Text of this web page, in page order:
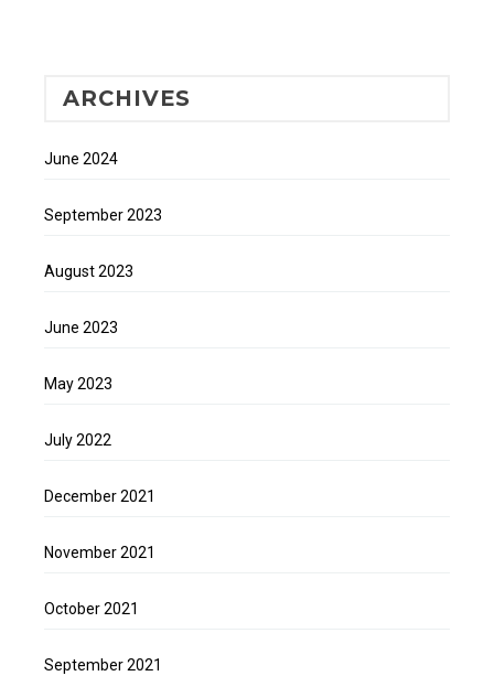
ARCHIVES
June 2024
September 2023
August 2023
June 2023
May 2023
July 2022
December 2021
November 2021
October 2021
September 2021